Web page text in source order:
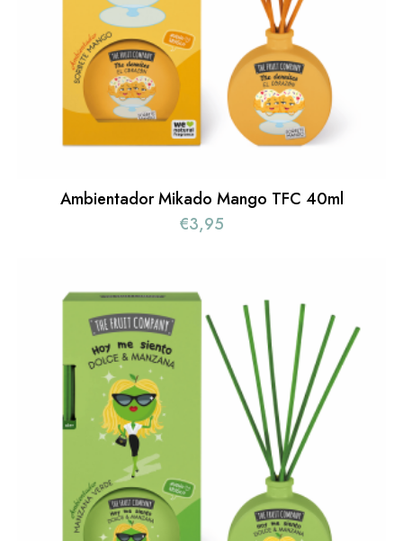
Ambientador Mikado Mango TFC 40ml
€3,95